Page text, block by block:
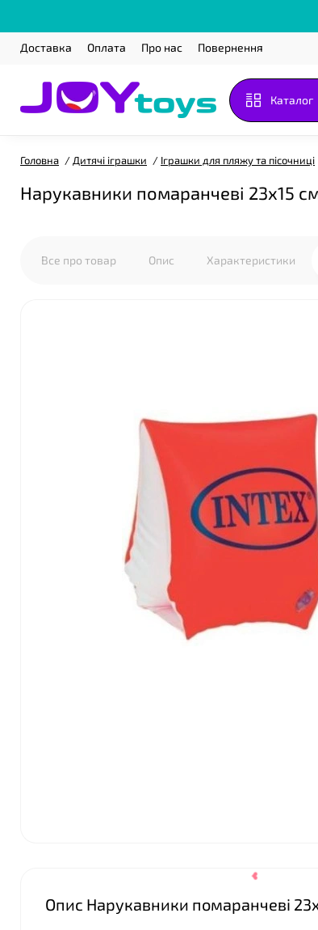
Доставка Оплата Про нас Повернення
Каталог
Головна Дитячі іграшки Іграшки для пляжу та пісочниці
Нарукавники помаранчеві 23х15
Все про товар Опис Характеристики
Опис Нарукавники помаранчеві